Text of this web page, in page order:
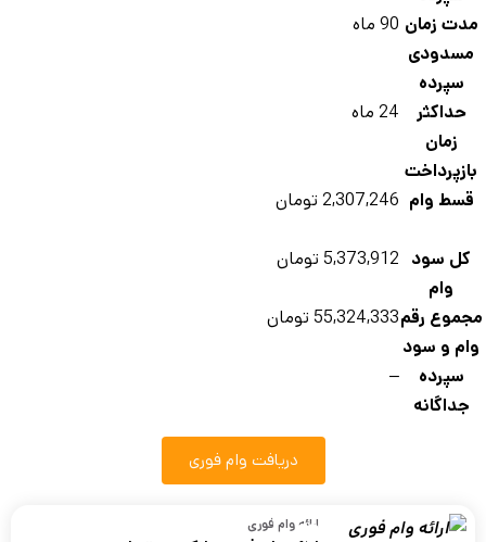
زمان
مسدودی
سپرده
90 ماه
حداکثر
زمان
24 ماه
قسط وام 2,307,246 تومان
کل سود
وام
5,373,912 تومان
رقم
و سود
55,324,333 تومان
سپرده
جداگانه
دریافت وام فوری
ارائه وام فوری